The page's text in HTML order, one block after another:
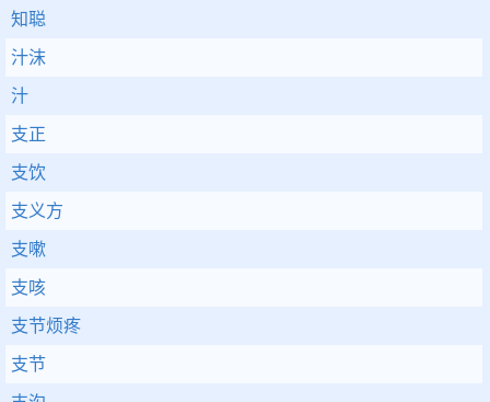
知聪
汁沫
汁
支正
支饮
支义方
支嗽
支咳
支节烦疼
支节